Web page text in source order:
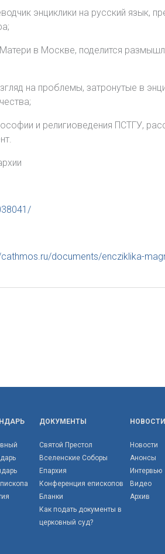
энциклики на русский язык,
в Москве, поделится
на проблемы, затронутые в
и религиоведения ПСТГУ,
documents/encziklika-
ДОКУМЕНТЫ
Святой Престол
Вселенские Соборы
Епархия
Конференция епископов
Бланки
Как подать документы в
церковный суд?
НОВОСТИ
Новости
Анонсы
Интервью
Видео
Архив